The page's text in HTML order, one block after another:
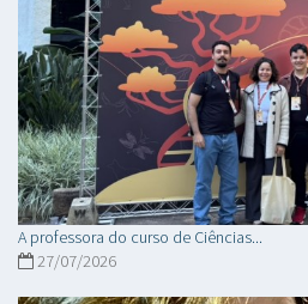
A professora do curso de Ciências...
27/07/2026